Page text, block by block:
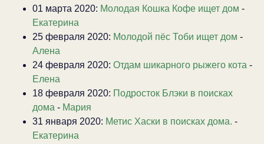
01 марта 2020: Молодая Кошка Кофе ищет дом -
Екатерина
25 февраля 2020: Молодой пёс Тоби ищет дом -
Алена
24 февраля 2020: Отдам шикарного рыжего кота -
Елена
18 февраля 2020: Подросток Блэки в поисках
дома - Мария
31 января 2020: Метис Хаски в поисках дома. -
Екатерина